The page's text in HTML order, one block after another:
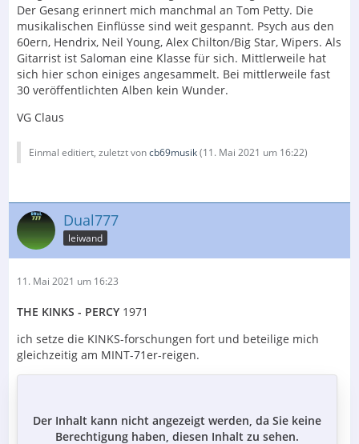
Der Gesang erinnert mich manchmal an Tom Petty. Die
musikalischen Einflüsse sind weit gespannt. Psych aus den
60ern, Hendrix, Neil Young, Alex Chilton/Big Star, Wipers. Als
Gitarrist ist Saloman eine Klasse für sich. Mittlerweile hat
sich hier schon einiges angesammelt. Bei mittlerweile fast
30 veröffentlichten Alben kein Wunder.
VG Claus
Einmal editiert, zuletzt voncb69musik(11. Mai 2021 um 16:22)
Dual777
leiwand
11. Mai 2021 um 16:23
THE KINKS - PERCY 1971
ich setze die KINKS-forschungen fort und beteilige mich
gleichzeitig am MINT-71er-reigen.
Der Inhalt kann nicht angezeigt werden, da Sie keine
Berechtigung haben, diesen Inhalt zu sehen.